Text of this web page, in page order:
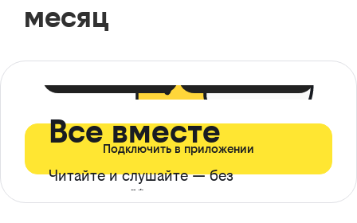
месяц
Все вместе
Читайте и слушайте — без
ограничений*
Подключить в приложении